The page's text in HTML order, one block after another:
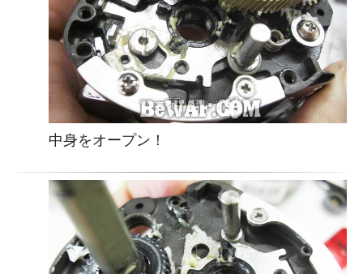
中身をオープン！